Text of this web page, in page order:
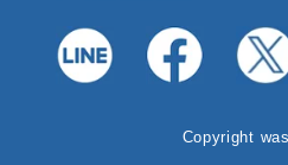
Copyright